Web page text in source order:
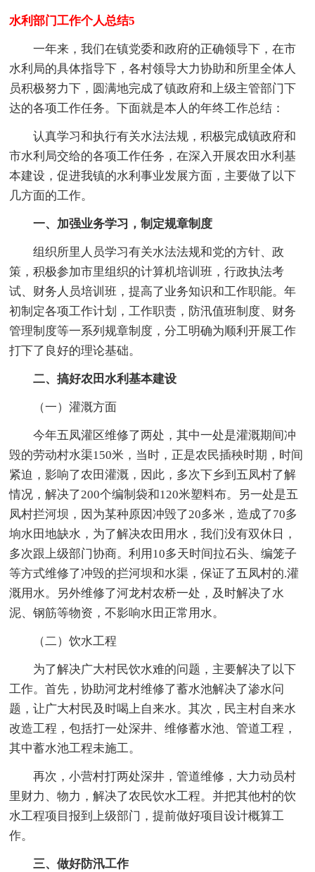
水利部门工作个人总结5
一年来，我们在镇党委和政府的正确领导下，在市
水利局的具体指导下，各村领导大力协助和所里全体人
员积极努力下，圆满地完成了镇政府和上级主管部门下
达的各项工作任务。下面就是本人的年终工作总结：
认真学习和执行有关水法法规，积极完成镇政府和
市水利局交给的各项工作任务，在深入开展农田水利基
本建设，促进我镇的水利事业发展方面，主要做了以下
几方面的工作。
一、加强业务学习，制定规章制度
组织所里人员学习有关水法法规和党的方针、政
策，积极参加市里组织的计算机培训班，行政执法考
试、财务人员培训班，提高了业务知识和工作职能。年
初制定各项工作计划，工作职责，防汛值班制度、财务
管理制度等一系列规章制度，分工明确为顺利开展工作
打下了良好的理论基础。
二、搞好农田水利基本建设
（一）灌溉方面
今年五凤灌区维修了两处，其中一处是灌溉期间冲
毁的劳动村水渠150米，当时，正是农民插秧时期，时间
紧迫，影响了农田灌溉，因此，多次下乡到五凤村了解
情况，解决了200个编制袋和120米塑料布。另一处是五
凤村拦河坝，因为某种原因冲毁了20多米，造成了70多
垧水田地缺水，为了解决农田用水，我们没有双休日，
多次跟上级部门协商。利用10多天时间拉石头、编笼子
等方式维修了冲毁的拦河坝和水渠，保证了五凤村的.灌
溉用水。另外维修了河龙村农桥一处，及时解决了水
泥、钢筋等物资，不影响水田正常用水。
（二）饮水工程
为了解决广大村民饮水难的问题，主要解决了以下
工作。首先，协助河龙村维修了蓄水池解决了渗水问
题，让广大村民及时喝上自来水。其次，民主村自来水
改造工程，包括打一处深井、维修蓄水池、管道工程，
其中蓄水池工程未施工。
再次，小营村打两处深井，管道维修，大力动员村
里财力、物力，解决了农民饮水工程。并把其他村的饮
水工程项目报到上级部门，提前做好项目设计概算工
作。
三、做好防汛工作